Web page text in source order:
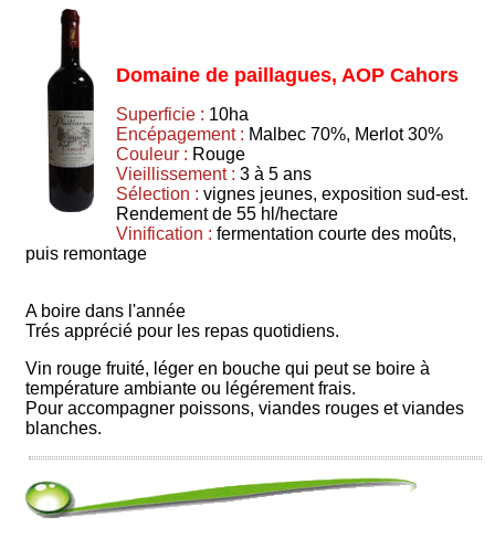
Domaine de paillagues, AOP Cahors
Superficie : 10ha
Encépagement : Malbec 70%, Merlot 30%
Couleur : Rouge
Vieillissement : 3 à 5 ans
Sélection : vignes jeunes, exposition sud-est.
Rendement de 55 hl/hectare
Vinification : fermentation courte des moûts,
puis remontage
A boire dans l'année
Trés apprécié pour les repas quotidiens.
Vin rouge fruité, léger en bouche qui peut se boire à
température ambiante ou légérement frais.
Pour accompagner poissons, viandes rouges et viandes
blanches.